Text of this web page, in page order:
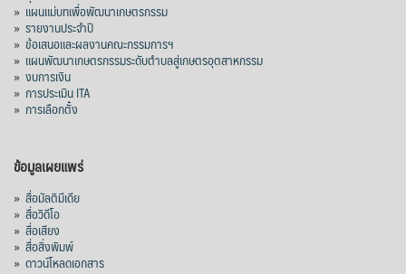
» แผนแม่บทเพื่อพัฒนาเกษตรกรรม
» รายงานประจำปี
» ข้อเสนอและผลงานคณะกรรมการฯ
» แผนพัฒนาเกษตรกรรมระดับตำบลสู่เกษตรอุตสาหกรรม
» งบการเงิน
» การประเมิน ITA
» การเลือกตั้ง
ข้อมูลเผยแพร่
» สื่อมัลติมีเดีย
» สื่อวิดีโอ
» สื่อเสียง
» สื่อสิ่งพิมพ์
» ดาวน์โหลดเอกสาร